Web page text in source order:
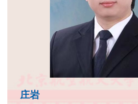
庄岩